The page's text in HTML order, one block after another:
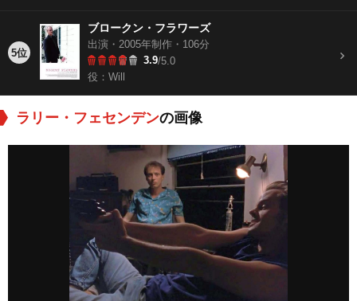
5位
ブロークン・フラワーズ
出演・2005年制作・106分
3.9/5.0
役：Will
ラリー・フェセンデンの画像